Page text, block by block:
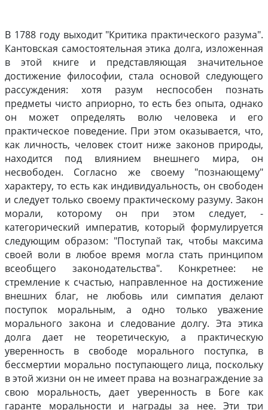
В 1788 году выходит "Критика практического разума".
Кантовская самостоятельная этика долга, изложенная
в этой книге и представляющая значительное
достижение философии, стала основой следующего
рассуждения: хотя разум неспособен познать
предметы чисто априорно, то есть без опыта, однако
он может определять волю человека и его
практическое поведение. При этом оказывается, что,
как личность, человек стоит ниже законов природы,
находится под влиянием внешнего мира, он
несвободен. Согласно же своему "познающему"
характеру, то есть как индивидуальность, он свободен
и следует только своему практическому разуму. Закон
морали, которому он при этом следует, -
категорический императив, который формулируется
следующим образом: "Поступай так, чтобы максима
своей воли в любое время могла стать принципом
всеобщего законодательства". Конкретнее: не
стремление к счастью, направленное на достижение
внешних благ, не любовь или симпатия делают
поступок моральным, а одно только уважение
морального закона и следование долгу. Эта этика
долга дает не теоретическую, а практическую
уверенность в свободе морального поступка, в
бессмертии морально поступающего лица, поскольку
в этой жизни он не имеет права на вознаграждение за
свою моральность, дает уверенность в Боге как
гаранте моральности и награды за нее. Эти три